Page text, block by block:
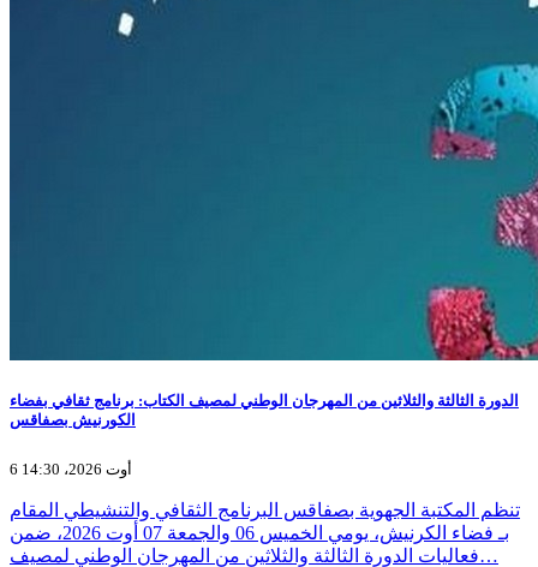
الدورة الثالثة والثلاثين من المهرجان الوطني لمصيف الكتاب: برنامج ثقافي بفضاء
الكورنيش بصفاقس
6 أوت 2026، 14:30
تنظم المكتبة الجهوية بصفاقس البرنامج الثقافي والتنشيطي المقام
بـ فضاء الكرنيش، يومي الخميس 06 والجمعة 07 أوت 2026، ضمن
فعاليات الدورة الثالثة والثلاثين من المهرجان الوطني لمصيف…